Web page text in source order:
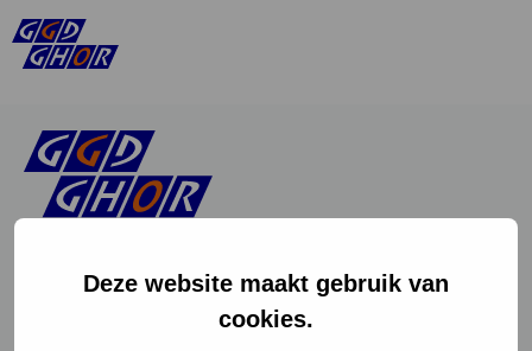
Deze website maakt gebruik van
cookies.
Instagram